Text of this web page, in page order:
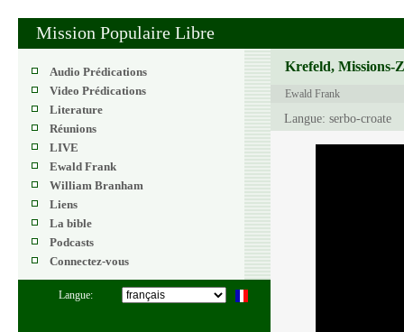
Mission Populaire Libre
Audio Prédications
Video Prédications
Literature
Réunions
LIVE
Ewald Frank
William Branham
Liens
La bible
Podcasts
Connectez-vous
Langue:
Krefeld, Missions-
Ewald Frank
Langue: serbo-croate